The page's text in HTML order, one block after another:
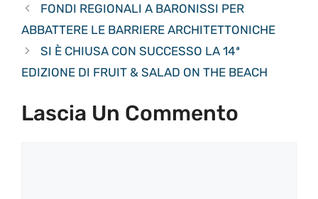
FONDI REGIONALI A BARONISSI PER
ABBATTERE LE BARRIERE ARCHITETTONICHE
SI È CHIUSA CON SUCCESSO LA 14ª
EDIZIONE DI FRUIT & SALAD ON THE BEACH
Lascia Un Commento